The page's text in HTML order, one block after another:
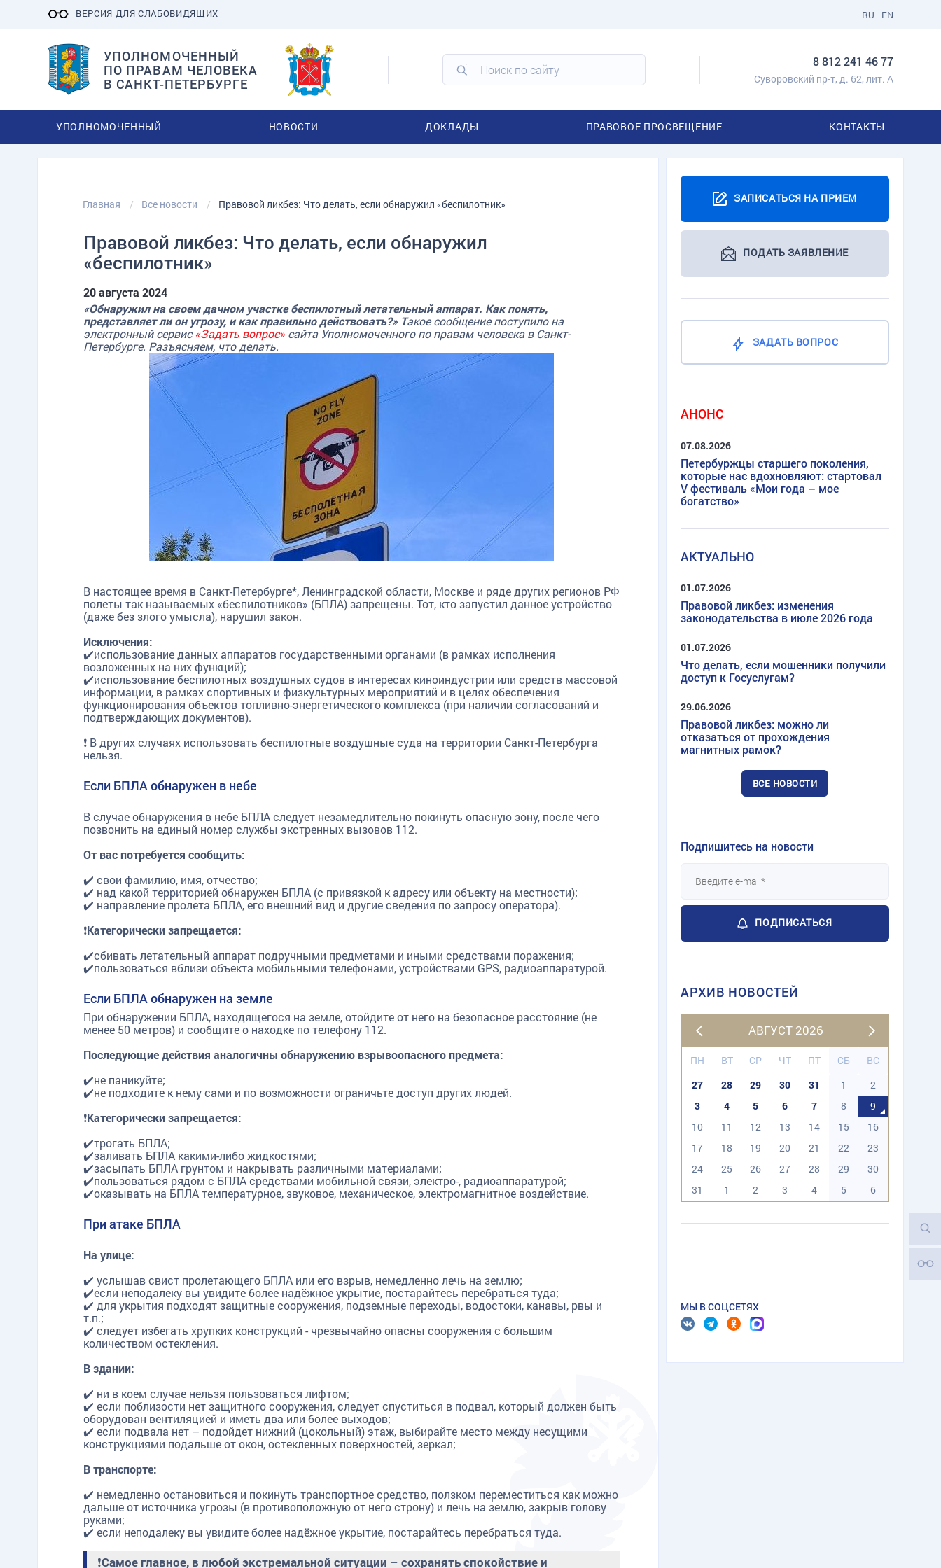
ВЕРСИЯ ДЛЯ СЛАБОВИДЯЩИХ EN
RU
УПОЛНОМОЧЕННЫЙ
ПО ПРАВАМ ЧЕЛОВЕКА
В САНКТ-ПЕТЕРБУРГЕ
8 812 241 46 77
Суворовский пр-т, д. 62, лит. А
УПОЛНОМОЧЕННЫЙ НОВОСТИ ДОКЛАДЫ ПРАВОВОЕ ПРОСВЕЩЕНИЕ КОНТАКТЫ
Главная Все новости Правовой ликбез: Что делать, если обнаружил «беспилотник»
Правовой ликбез: Что делать, если обнаружил
«беспилотник»
20 августа 2024
«Обнаружил на своем дачном участке беспилотный летательный аппарат. Как понять,
представляет ли он угрозу, и как правильно действовать?» Такое сообщение поступило на
электронный сервис«Задать вопрос» сайта Уполномоченного по правам человека в Санкт-
Петербурге. Разъясняем, что делать.
В настоящее время в Санкт-Петербурге*, Ленинградской области, Москве и ряде других регионов РФ
полеты так называемых «беспилотников» (БПЛА) запрещены. Тот, кто запустил данное устройство
(даже без злого умысла), нарушил закон.
Исключения:
✔️использование данных аппаратов государственными органами (в рамках исполнения
возложенных на них функций);
✔️использование беспилотных воздушных судов в интересах киноиндустрии или средств массовой
информации, в рамках спортивных и физкультурных мероприятий и в целях обеспечения
функционирования объектов топливно-энергетического комплекса (при наличии согласований и
подтверждающих документов).
❗ В других случаях использовать беспилотные воздушные суда на территории Санкт-Петербурга
нельзя.
Если БПЛА обнаружен в небе
В случае обнаружения в небе БПЛА следует незамедлительно покинуть опасную зону, после чего
позвонить на единый номер службы экстренных вызовов 112.
От вас потребуется сообщить:
✔️ свои фамилию, имя, отчество;
✔️ над какой территорией обнаружен БПЛА (с привязкой к адресу или объекту на местности);
✔️ направление пролета БПЛА, его внешний вид и другие сведения по запросу оператора).
❗Категорически запрещается:
✔️сбивать летательный аппарат подручными предметами и иными средствами поражения;
✔️пользоваться вблизи объекта мобильными телефонами, устройствами GPS, радиоаппаратурой.
Если БПЛА обнаружен на земле
При обнаружении БПЛА, находящегося на земле, отойдите от него на безопасное расстояние (не
менее 50 метров) и сообщите о находке по телефону 112.
Последующие действия аналогичны обнаружению взрывоопасного предмета:
✔️не паникуйте;
✔️не подходите к нему сами и по возможности ограничьте доступ других людей.
❗Категорически запрещается:
✔️трогать БПЛА;
✔️заливать БПЛА какими-либо жидкостями;
✔️засыпать БПЛА грунтом и накрывать различными материалами;
✔️пользоваться рядом с БПЛА средствами мобильной связи, электро-, радиоаппаратурой;
✔️оказывать на БПЛА температурное, звуковое, механическое, электромагнитное воздействие.
При атаке БПЛА
На улице:
✔️ услышав свист пролетающего БПЛА или его взрыв, немедленно лечь на землю;
✔️если неподалеку вы увидите более надёжное укрытие, постарайтесь перебраться туда;
✔️ для укрытия подходят защитные сооружения, подземные переходы, водостоки, канавы, рвы и
т.п.;
✔️ следует избегать хрупких конструкций - чрезвычайно опасны сооружения с большим
количеством остекления.
В здании:
✔️ ни в коем случае нельзя пользоваться лифтом;
✔️ если поблизости нет защитного сооружения, следует спуститься в подвал, который должен быть
оборудован вентиляцией и иметь два или более выходов;
✔️ если подвала нет – подойдет нижний (цокольный) этаж, выбирайте место между несущими
конструкциями подальше от окон, остекленных поверхностей, зеркал;
В транспорте:
✔️ немедленно остановиться и покинуть транспортное средство, ползком переместиться как можно
дальше от источника угрозы (в противоположную от него строну) и лечь на землю, закрыв голову
руками;
✔️ если неподалеку вы увидите более надёжное укрытие, постарайтесь перебраться туда.
❗Самое главное, в любой экстремальной ситуации – сохранять спокойствие и
ЗАПИСАТЬСЯ НА ПРИЕМ
ПОДАТЬ ЗАЯВЛЕНИЕ
ЗАДАТЬ ВОПРОС
АНОНС
07.08.2026
Петербуржцы старшего поколения,
которые нас вдохновляют: стартовал
V фестиваль «Мои года – мое
богатство»
АКТУАЛЬНО
01.07.2026
Правовой ликбез: изменения
законодательства в июле 2026 года
01.07.2026
Что делать, если мошенники получили
доступ к Госуслугам?
29.06.2026
Правовой ликбез: можно ли
отказаться от прохождения
магнитных рамок?
ВСЕ НОВОСТИ
Подпишитесь на новости
ПОДПИСАТЬСЯ
АРХИВ НОВОСТЕЙ
АВГУСТ 2026
ПН ВТ СР ЧТ ПТ СБ
ВС
27
28 29 30 31 1
2
3
4 5 6 7 8
9
10
11 12 13 14 15
16
17
18 19 20 21 22
23
24
25 26 27 28 29
30
31
1 2 3 4 5 6
МЫ В СОЦСЕТЯХ